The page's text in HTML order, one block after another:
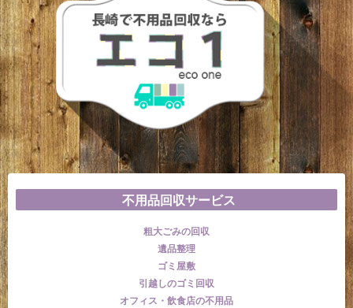
不用品回収サービス
粗大ごみの回収
遺品整理
ゴミ屋敷
引越しのゴミ回収
オフィス・飲食店の不用品